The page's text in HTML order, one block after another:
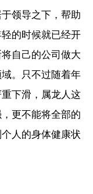
领导之下，帮助
的时候就已经开
自己的公司做大
。只不过随着年
下滑，属龙人这
更不能将全部的
人的身体健康状